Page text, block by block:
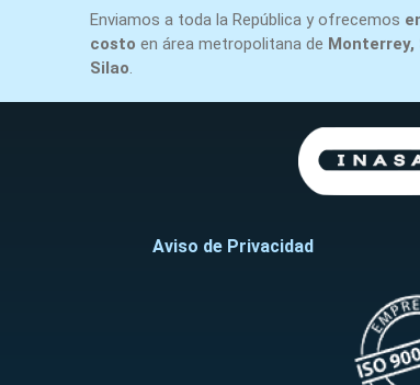
Enviamos a toda la República y ofrecemos
costo en área metropolitana de
Silao.
Aviso de Privacidad